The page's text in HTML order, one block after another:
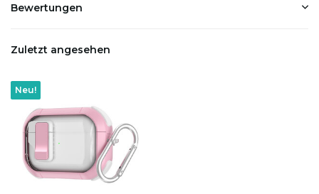
Bewertungen
Zuletzt angesehen
Neu!